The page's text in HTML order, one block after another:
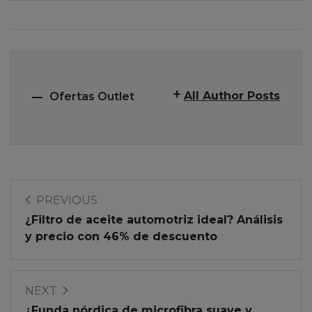
Ofertas Outlet All Author Posts
PREVIOUS
¿Filtro de aceite automotriz ideal? Análisis
y precio con 46% de descuento
NEXT